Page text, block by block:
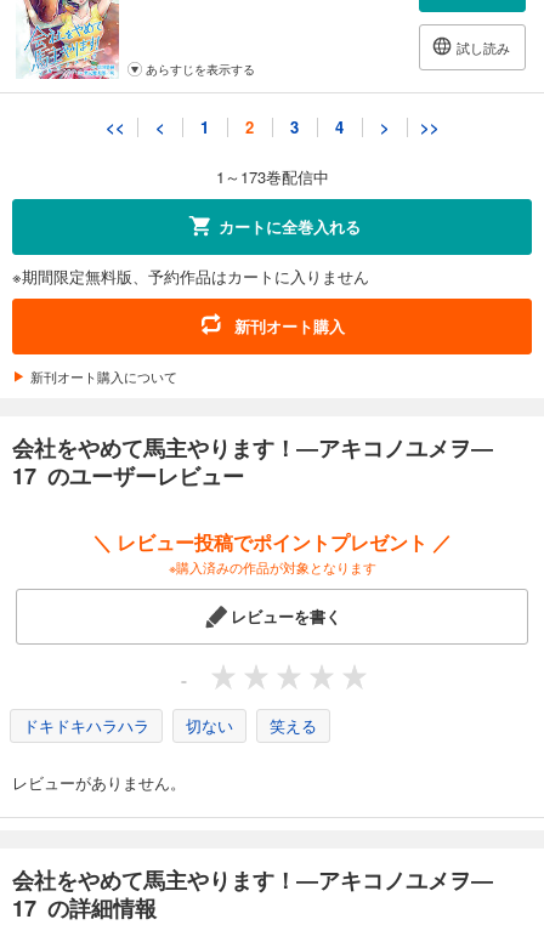
試し読み
あらすじを表示する
会社をやめて馬主やります！ ― アキコノユメヲ ― 21
あらすじを表示する
会社をやめて馬主やります！ ― アキコノユメヲ ― 22
円 (税込)
会社をやめて馬主やります！ ― アキコノユメヲ ― 23
あらすじを表示する
会社をやめて馬主やります！ ― アキコノユメヲ ― 24
<< < 1 2 3 4 > >>
1～173巻配信中
カートに全巻入れる
※期間限定無料版、予約作品はカートに入りません
新刊オート購入
新刊オート購入について
会社をやめて馬主やります！―アキコノユメヲ―
17 のユーザーレビュー
＼ レビュー投稿でポイントプレゼント ／
※購入済みの作品が対象となります
レビューを書く
-
ドキドキハラハラ 切ない 笑える
レビューがありません。
会社をやめて馬主やります！―アキコノユメヲ―
17 の詳細情報